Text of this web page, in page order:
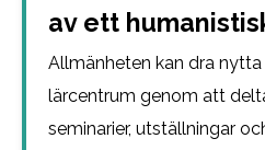
av ett
Allmänheten kan dra
lärcentrum genom att
seminarier, utställningar